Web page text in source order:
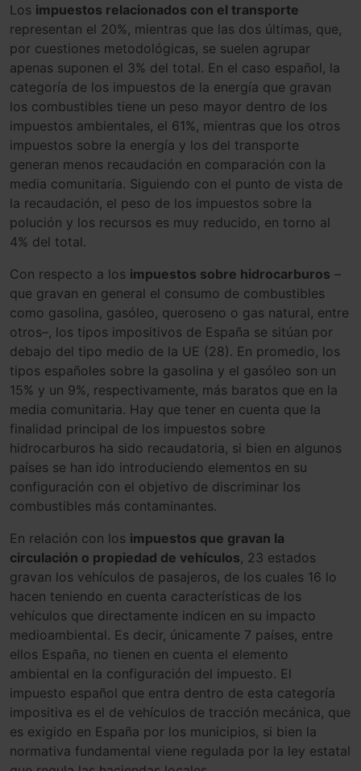
Los impuestos relacionados con el transporte
representan el 20%, mientras que las dos últimas, que,
por cuestiones metodológicas, se suelen agrupar
apenas suponen el 3% del total. En el caso español, la
categoría de los impuestos de la energía que gravan
los combustibles tiene un peso mayor dentro de los
impuestos ambientales, el 61%, mientras que los otros
impuestos sobre la energía y los del transporte
generan menos recaudación en comparación con la
media comunitaria. Siguiendo con el punto de vista de
la recaudación, el peso de los impuestos sobre la
polución y los recursos es muy reducido, en torno al
4% del total.
Con respecto a los impuestos sobre hidrocarburos –
que gravan en general el consumo de combustibles
como gasolina, gasóleo, queroseno o gas natural, entre
otros–, los tipos impositivos de España se sitúan por
debajo del tipo medio de la UE (28). En promedio, los
tipos españoles sobre la gasolina y el gasóleo son un
15% y un 9%, respectivamente, más baratos que en la
media comunitaria. Hay que tener en cuenta que la
finalidad principal de los impuestos sobre
hidrocarburos ha sido recaudatoria, si bien en algunos
países se han ido introduciendo elementos en su
configuración con el objetivo de discriminar los
combustibles más contaminantes.
En relación con los impuestos que gravan la
circulación o propiedad de vehículos, 23 estados
gravan los vehículos de pasajeros, de los cuales 16 lo
hacen teniendo en cuenta características de los
vehículos que directamente indicen en su impacto
medioambiental. Es decir, únicamente 7 países, entre
ellos España, no tienen en cuenta el elemento
ambiental en la configuración del impuesto. El
impuesto español que entra dentro de esta categoría
impositiva es el de vehículos de tracción mecánica, que
es exigido en España por los municipios, si bien la
normativa fundamental viene regulada por la ley estatal